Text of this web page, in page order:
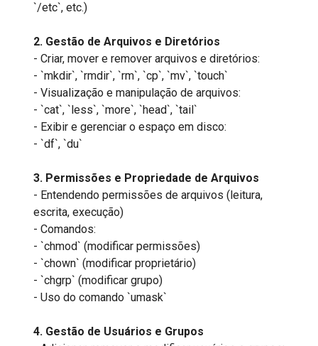
`/etc`, etc.)
2. Gestão de Arquivos e Diretórios
- Criar, mover e remover arquivos e diretórios:
- `mkdir`, `rmdir`, `rm`, `cp`, `mv`, `touch`
- Visualização e manipulação de arquivos:
- `cat`, `less`, `more`, `head`, `tail`
- Exibir e gerenciar o espaço em disco:
- `df`, `du`
3. Permissões e Propriedade de Arquivos
- Entendendo permissões de arquivos (leitura,
escrita, execução)
- Comandos:
- `chmod` (modificar permissões)
- `chown` (modificar proprietário)
- `chgrp` (modificar grupo)
- Uso do comando `umask`
4. Gestão de Usuários e Grupos